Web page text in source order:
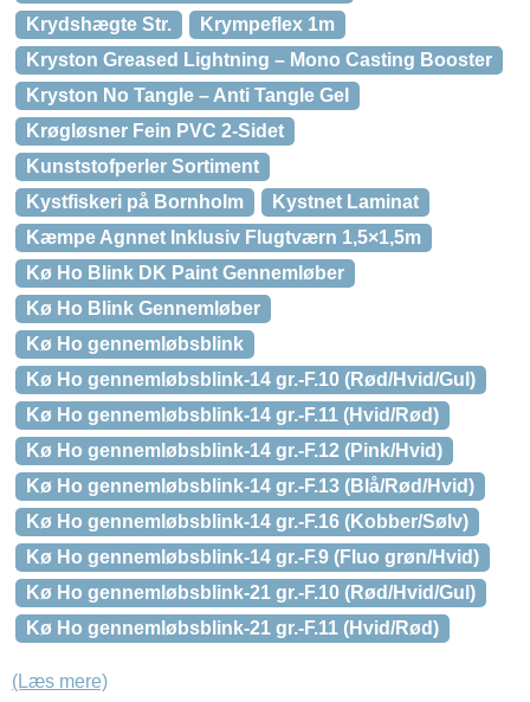
Krydshægte Str.
Krympeflex 1m
Kryston Greased Lightning – Mono Casting Booster
Kryston No Tangle – Anti Tangle Gel
Krøgløsner Fein PVC 2-Sidet
Kunststofperler Sortiment
Kystfiskeri på Bornholm
Kystnet Laminat
Kæmpe Agnnet Inklusiv Flugtværn 1,5×1,5m
Kø Ho Blink DK Paint Gennemløber
Kø Ho Blink Gennemløber
Kø Ho gennemløbsblink
Kø Ho gennemløbsblink-14 gr.-F.10 (Rød/Hvid/Gul)
Kø Ho gennemløbsblink-14 gr.-F.11 (Hvid/Rød)
Kø Ho gennemløbsblink-14 gr.-F.12 (Pink/Hvid)
Kø Ho gennemløbsblink-14 gr.-F.13 (Blå/Rød/Hvid)
Kø Ho gennemløbsblink-14 gr.-F.16 (Kobber/Sølv)
Kø Ho gennemløbsblink-14 gr.-F.9 (Fluo grøn/Hvid)
Kø Ho gennemløbsblink-21 gr.-F.10 (Rød/Hvid/Gul)
Kø Ho gennemløbsblink-21 gr.-F.11 (Hvid/Rød)
(Læs mere)